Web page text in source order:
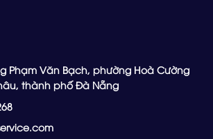
Phạm Văn Bạch, phường Hoà Cường
thành phố Đà Nẵng